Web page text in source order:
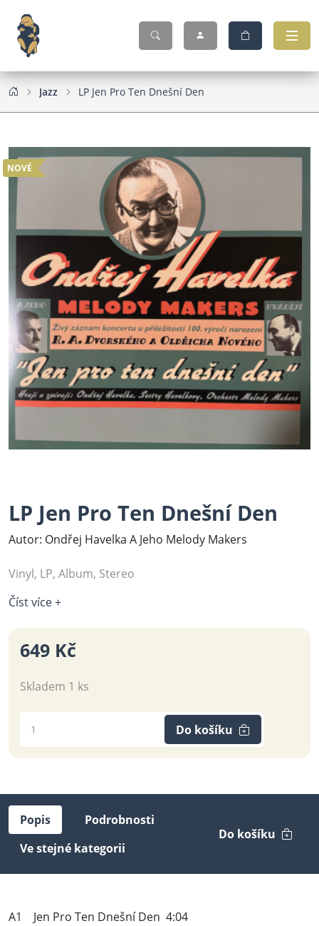
Jazz LP Jen Pro Ten Dnešní Den
NOVÉ
LP Jen Pro Ten Dnešní Den
Autor: Ondřej Havelka A Jeho Melody Makers
Vinyl, LP, Album, Stereo
Číst více +
649 Kč
Skladem 1 ks
Do košíku
Popis
Podrobnosti
Ve stejné kategorii
Do košíku
A1 Jen Pro Ten Dnešní Den 4:04